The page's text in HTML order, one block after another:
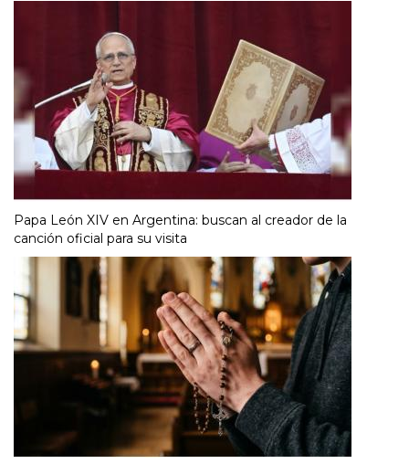
Papa León XIV en Argentina: buscan al creador de la
canción oficial para su visita